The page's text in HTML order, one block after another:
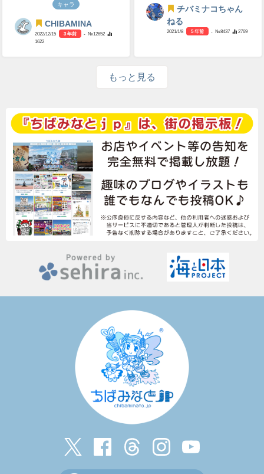
キャラ
CHIBAMINA
2022/12/15 3 年前
- №12652
1622
チバミナコちゃん
ねる
2021/1/8 5 年前 - №8437 2769
もっと見る